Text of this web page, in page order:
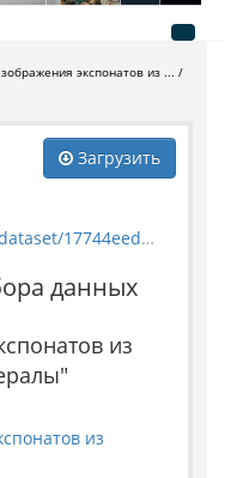
экспонатов из ...
Загрузить
5dfe-4a20-8874-af1853875dbc/download/mineral_53193.jpg
данных
из
из